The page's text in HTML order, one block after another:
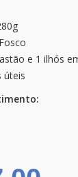
Fosco
e 1 ilhós
úteis